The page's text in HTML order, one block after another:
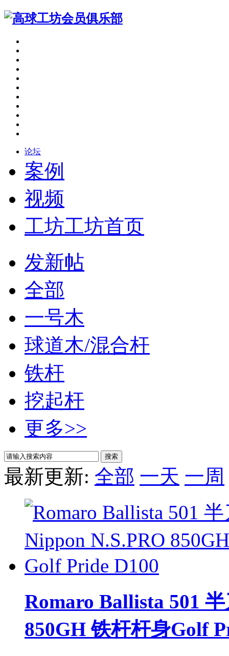
论坛
案例
视频
工坊工坊首页
发新帖
全部
一号木
球道木/混合杆
铁杆
挖起杆
更多>>
搜索
最新更新: 全部 一天 一周
Romaro Ballista 501
850GH 铁杆杆身Golf